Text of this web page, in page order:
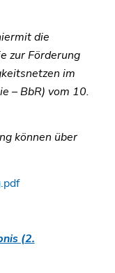
die
zur Förderung
im
– BbR) vom 10.
können über
(2.